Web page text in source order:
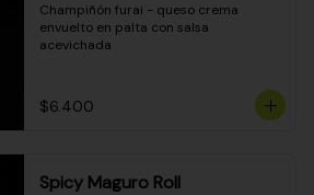
Champiñón furai - queso crema
envuelto en palta con salsa
acevichada
$6.400
Spicy Maguro Roll